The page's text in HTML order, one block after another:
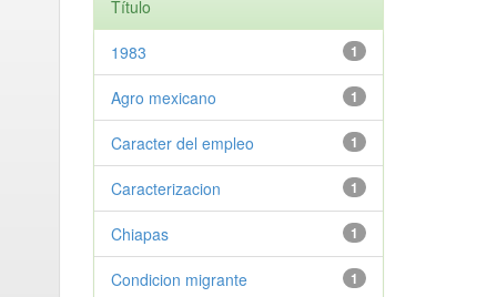
Título
1
1983
1
Agro mexicano
1
Caracter del empleo
1
Caracterizacion
1
Chiapas
1
Condicion migrante